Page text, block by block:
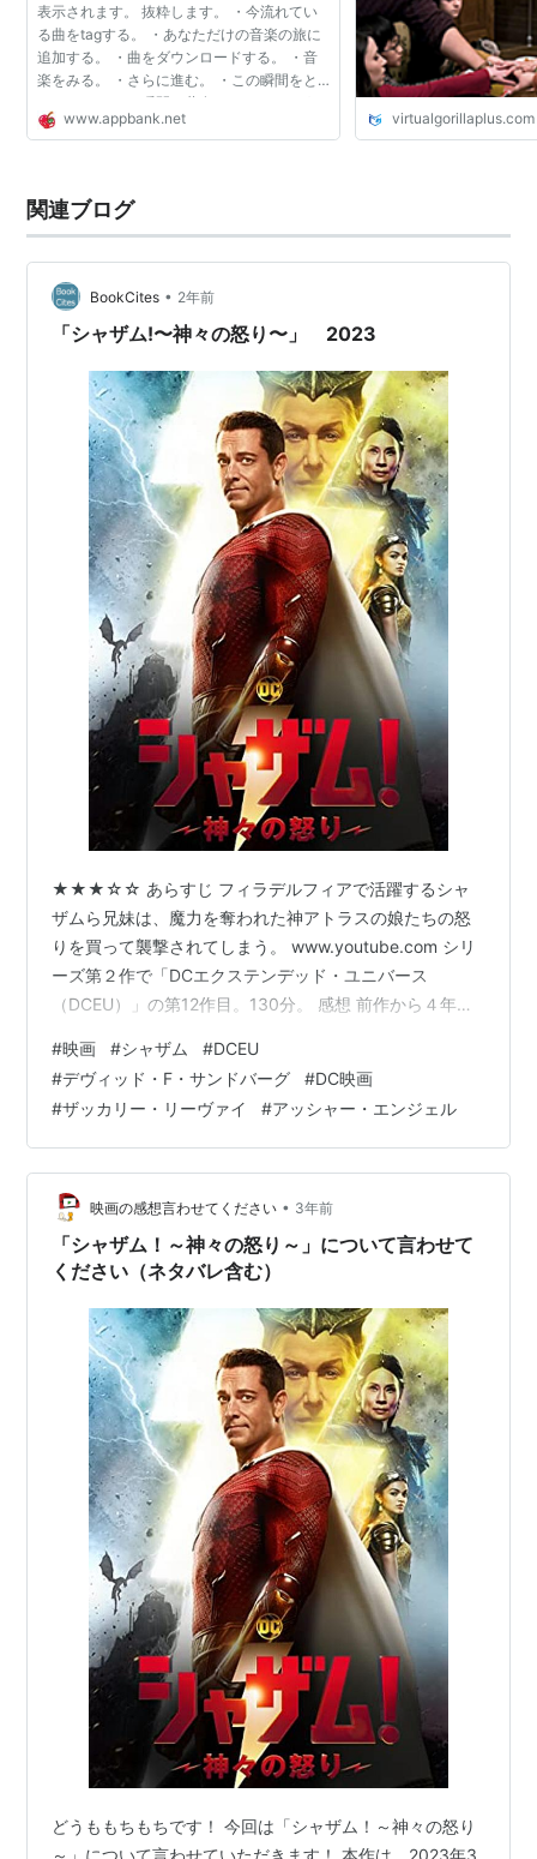
表示されます。 抜粋します。 ・今流れてい
る曲をtagする。 ・あなただけの音楽の旅に
追加する。 ・曲をダウンロードする。 ・音
楽をみる。 ・さらに進む。 ・この瞬間をと
らえる。 ・この瞬間を共有する。 このよう
なことができます。 さて、早速利用してみま
www.appbank.net virtualgorillaplus.com
関連ブログ
BookCites • 2年前
「シャザム!〜神々の怒り〜」 2023
★★★☆☆ あらすじ フィラデルフィアで活躍するシャ
ザムら兄妹は、魔力を奪われた神アトラスの娘たちの怒
りを買って襲撃されてしまう。 www.youtube.com シリ
ーズ第２作で「DCエクステンデッド・ユニバース
（DCEU）」の第12作目。130分。 感想 前作から４年を
の若者へと成長を遂げていて、いきなり感慨深い。順調
に育っている子供たちを見て、大人になったな、と親戚
のおじさんみたいなことを思ってしまった。考えてみれ
ばＤＣやマーヴェルのスーパーヒーローものは１０年、
１５年と続いているので、「北の国から」みたいなもの
になっていると言えるかもし…
#映画 #シャザム #DCEU
#デヴィッド・F・サンドバーグ #DC映画
#ザッカリー・リーヴァイ #アッシャー・エンジェル
映画の感想言わせてください • 3年前
「シャザム！～神々の怒り～」について言わせて
ください（ネタバレ含む）
どうももちもちです！ 今回は「シャザム！～神々の怒り